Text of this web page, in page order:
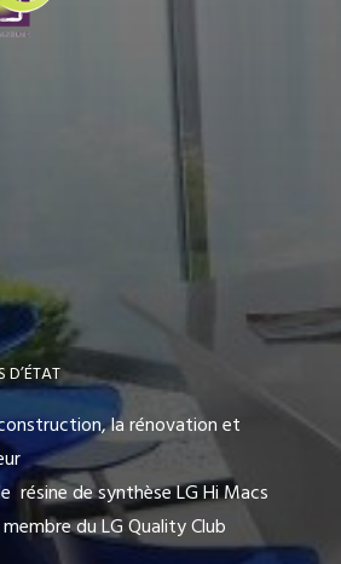
D’ÉTAT
la rénovation et
résine de synthèse LG Hi Macs
du LG Quality Club